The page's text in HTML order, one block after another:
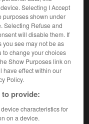
Allain
« Dictionnaire
Selecting I Accept
purposes shown under
Selecting Refuse and
will disable them. If
you see may not be as
to change your choices
Show Purposes link on
have effect within our
Policy.
to provide:
characteristics for
on a device.